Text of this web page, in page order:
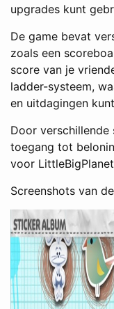
upgrades kunt
De game bevat
zoals een
score van je
ladder-systeem,
en uitdagingen
Door
toegang tot
voor
Screenshots van